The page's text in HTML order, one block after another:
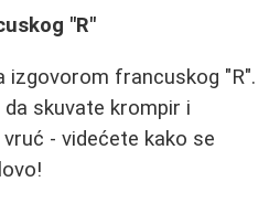
"R"
izgovorom francuskog "R".
skuvate krompir i
- videćete kako se